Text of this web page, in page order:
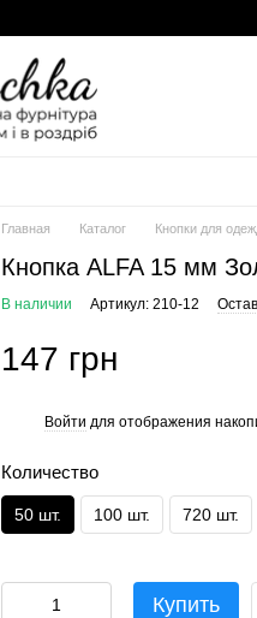
Главная Каталог Кнопки для
Кнопка ALFA 15 мм
В наличии Артикул: 210-12
147 грн
Войти для отображения
Количество
50 шт. 100 шт. 720 шт.
Купить